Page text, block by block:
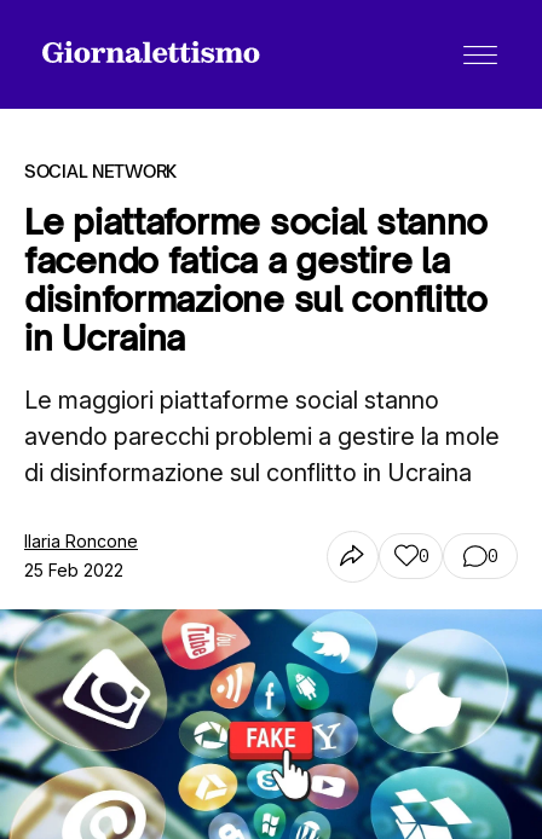
Tutti gli articoli
Contatti
SOCIAL NETWORK
Le piattaforme social stanno
facendo fatica a gestire la
disinformazione sul conflitto
in Ucraina
Le maggiori piattaforme social stanno
avendo parecchi problemi a gestire la mole
di disinformazione sul conflitto in Ucraina
Ilaria Roncone
25 Feb 2022
0 0